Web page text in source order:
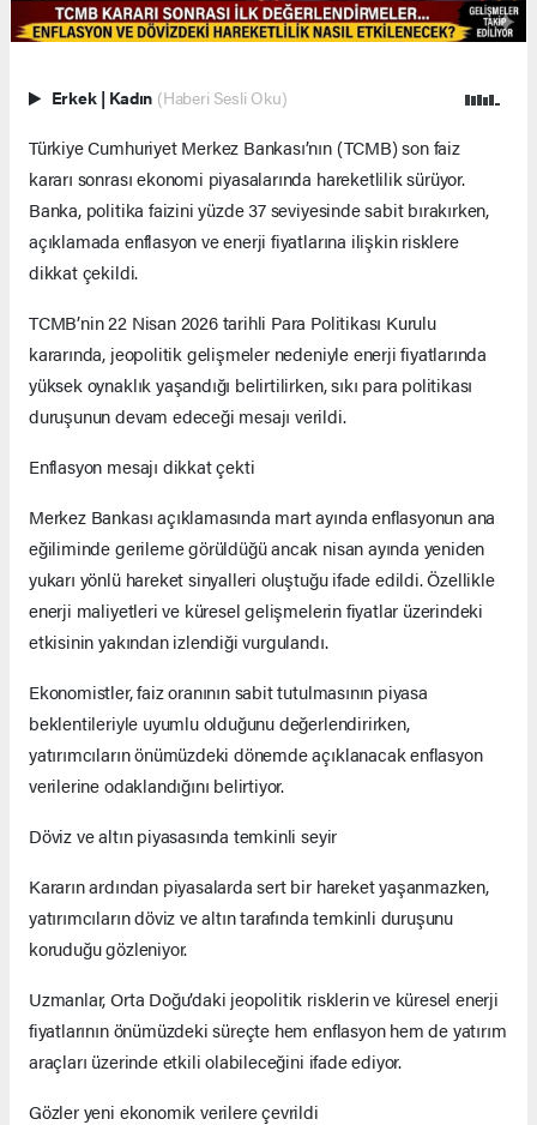
Erkek | Kadın (Haberi Sesli Oku)
Türkiye Cumhuriyet Merkez Bankası’nın (TCMB) son faiz
kararı sonrası ekonomi piyasalarında hareketlilik sürüyor.
Banka, politika faizini yüzde 37 seviyesinde sabit bırakırken,
açıklamada enflasyon ve enerji fiyatlarına ilişkin risklere
dikkat çekildi.
TCMB’nin 22 Nisan 2026 tarihli Para Politikası Kurulu
kararında, jeopolitik gelişmeler nedeniyle enerji fiyatlarında
yüksek oynaklık yaşandığı belirtilirken, sıkı para politikası
duruşunun devam edeceği mesajı verildi.
Enflasyon mesajı dikkat çekti
Merkez Bankası açıklamasında mart ayında enflasyonun ana
eğiliminde gerileme görüldüğü ancak nisan ayında yeniden
yukarı yönlü hareket sinyalleri oluştuğu ifade edildi. Özellikle
enerji maliyetleri ve küresel gelişmelerin fiyatlar üzerindeki
etkisinin yakından izlendiği vurgulandı.
Ekonomistler, faiz oranının sabit tutulmasının piyasa
beklentileriyle uyumlu olduğunu değerlendirirken,
yatırımcıların önümüzdeki dönemde açıklanacak enflasyon
verilerine odaklandığını belirtiyor.
Döviz ve altın piyasasında temkinli seyir
Kararın ardından piyasalarda sert bir hareket yaşanmazken,
yatırımcıların döviz ve altın tarafında temkinli duruşunu
koruduğu gözleniyor.
Uzmanlar, Orta Doğu’daki jeopolitik risklerin ve küresel enerji
fiyatlarının önümüzdeki süreçte hem enflasyon hem de yatırım
araçları üzerinde etkili olabileceğini ifade ediyor.
Gözler yeni ekonomik verilere çevrildi